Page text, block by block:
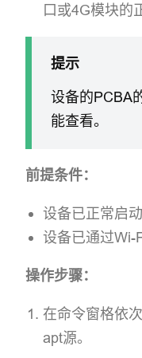
口或4G模块的
提示
设备的PCBA
能查看。
前提条件：
设备已正常启动
设备已通过Wi-
操作步骤：
在命令窗格依
apt源。